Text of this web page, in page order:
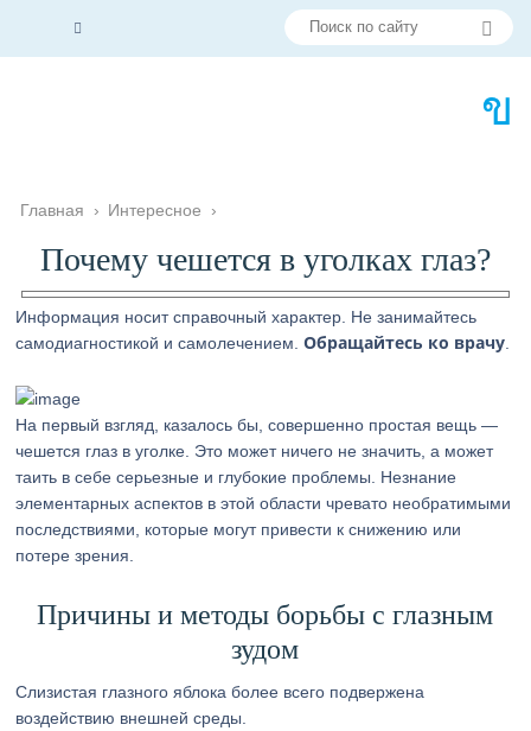
Главная › Интересное ›
Почему чешется в уголках глаз?
Информация носит справочный характер. Не занимайтесь
самодиагностикой и самолечением.Обращайтесь ко врачу
На первый взгляд, казалось бы, совершенно простая вещь —
чешется глаз в уголке. Это может ничего не значить, а может
таить в себе серьезные и глубокие проблемы. Незнание
элементарных аспектов в этой области чревато необратимыми
последствиями, которые могут привести к снижению или
потере зрения.
Причины и методы борьбы с глазным
зудом
Слизистая глазного яблока более всего подвержена
воздействию внешней среды.